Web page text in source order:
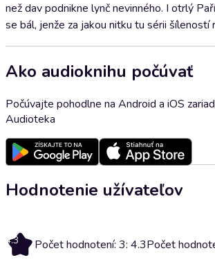
než dav podnikne lynč nevinného. I otrlý
se bál, jenže za jakou nitku tu sérii šíleností
Ako audioknihu počúvať
Počúvajte pohodlne na Android a iOS
Audioteka
Hodnotenie užívateľov
4.3 Počet hodnotení: 3: 4.3Počet